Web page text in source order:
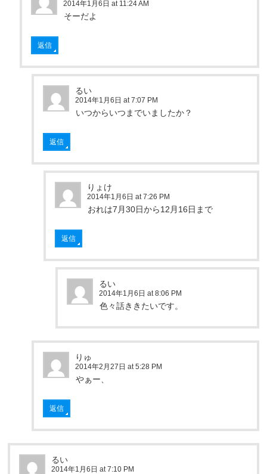
2014年1月6日 at 11:24 AM
そーだよ
返信
るい
2014年1月6日 at 7:07 PM
いつからいつまでいましたか？
返信
りょけ
2014年1月6日 at 7:26 PM
おれは7月30日から12月16日まで
返信
るい
2014年1月6日 at 8:06 PM
色々話ききたいです。
りゅ
2014年2月27日 at 5:28 PM
やぁー、
返信
るい
2014年1月6日 at 7:10 PM